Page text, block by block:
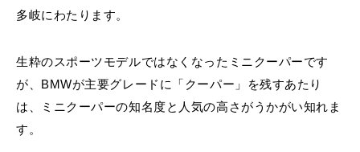
多岐にわたります。
生粋のスポーツモデルではなくなったミニクーパーです
が、BMWが主要グレードに「クーパー」を残すあたり
は、ミニクーパーの知名度と人気の高さがうかがい知れま
す。